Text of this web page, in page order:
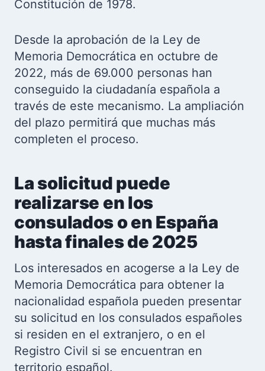
Constitución de 1978.
Desde la aprobación de la Ley de
Memoria Democrática en octubre de
2022, más de 69.000 personas han
conseguido la ciudadanía española a
través de este mecanismo. La ampliación
del plazo permitirá que muchas más
completen el proceso.
La solicitud puede
realizarse en los
consulados o en España
hasta finales de 2025
Los interesados en acogerse a la Ley de
Memoria Democrática para obtener la
nacionalidad española pueden presentar
su solicitud en los consulados españoles
si residen en el extranjero, o en el
Registro Civil si se encuentran en
territorio español.